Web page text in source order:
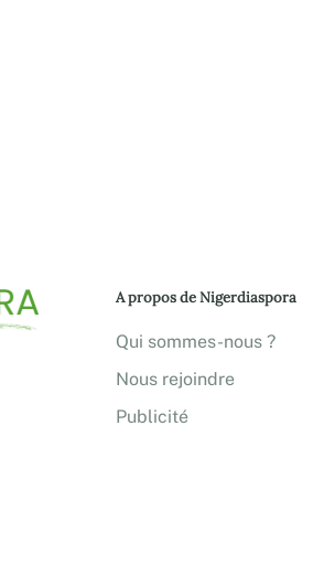
A propos de Nigerdiaspora
Qui sommes-nous ?
Nous rejoindre
Publicité